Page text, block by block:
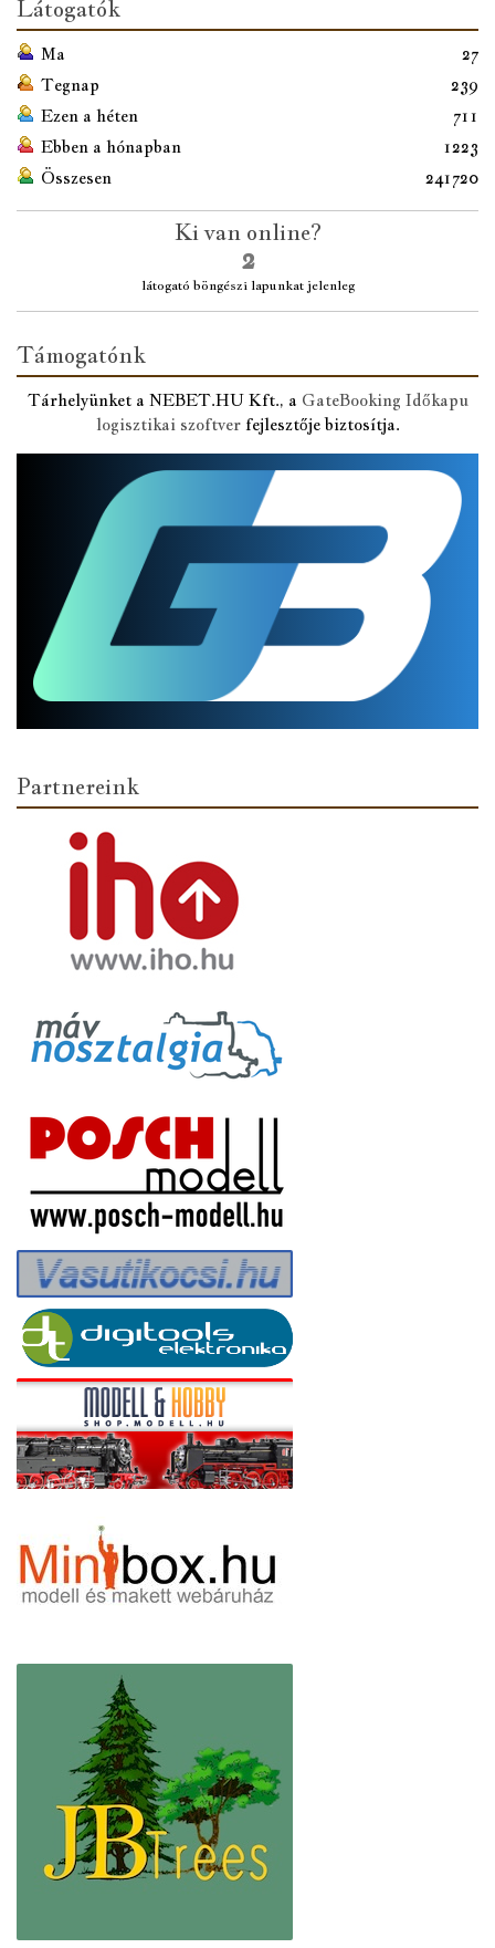
Látogatók
Ma
27
Tegnap
239
Ezen a héten
711
Ebben a hónapban
1223
Összesen
241720
Ki van online?
2
látogató böngészi lapunkat jelenleg
Támogatónk
Tárhelyünket a NEBET.HU Kft., a GateBooking Időkapu
logisztikai szoftverfejlesztője biztosítja.
Partnereink